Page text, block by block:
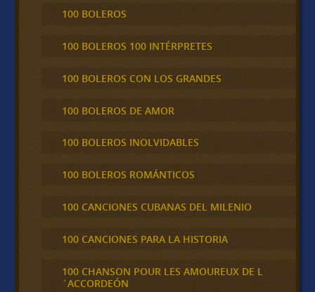
100 BOLEROS
100 BOLEROS 100 INTÉRPRETES
100 BOLEROS CON LOS GRANDES
100 BOLEROS DE AMOR
100 BOLEROS INOLVIDABLES
100 BOLEROS ROMÁNTICOS
100 CANCIONES CUBANAS DEL MILENIO
100 CANCIONES PARA LA HISTORIA
100 CHANSON POUR LES AMOUREUX DE L
´ACCORDEÓN